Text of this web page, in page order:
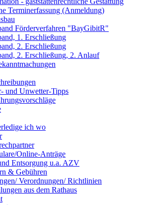
Terminerfassung (Anmeldung)
Förderverfahren "BayGibitR"
1. Erschließung
2. Erschließung
2. Erschließung, 2. Anlauf
und Unwetter-Tipps
ich wo
Online-Anträge
Entsorgung u.a. AZV
& Gebühren
Verordnungen/ Richtlinien
aus dem Rathaus